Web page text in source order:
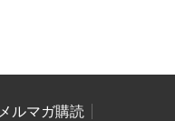
メルマガ購読